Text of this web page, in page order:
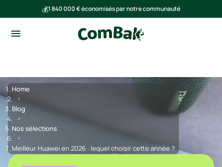
💰1 840 000 € économisés par notre communauté
Home
Blog
Nos sélections
Meilleur Huawei en 2026 : lequel choisir cette année ?